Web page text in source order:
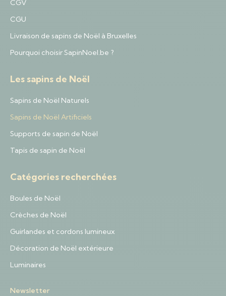
CGV
CGU
Livraison de sapins de Noël à Bruxelles
Pourquoi choisir SapinNoel.be ?
Les sapins de Noël
Sapins de Noël Naturels
Sapins de Noël Artificiels
Supports de sapin de Noël
Tapis de sapin de Noël
Catégories recherchées
Boules de Noël
Crèches de Noël
Guirlandes et cordons lumineux
Décoration de Noël extérieure
Luminaires
Newsletter